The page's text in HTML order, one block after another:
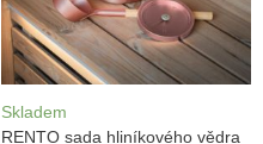
Skladem
RENTO sada hliníkového vědra